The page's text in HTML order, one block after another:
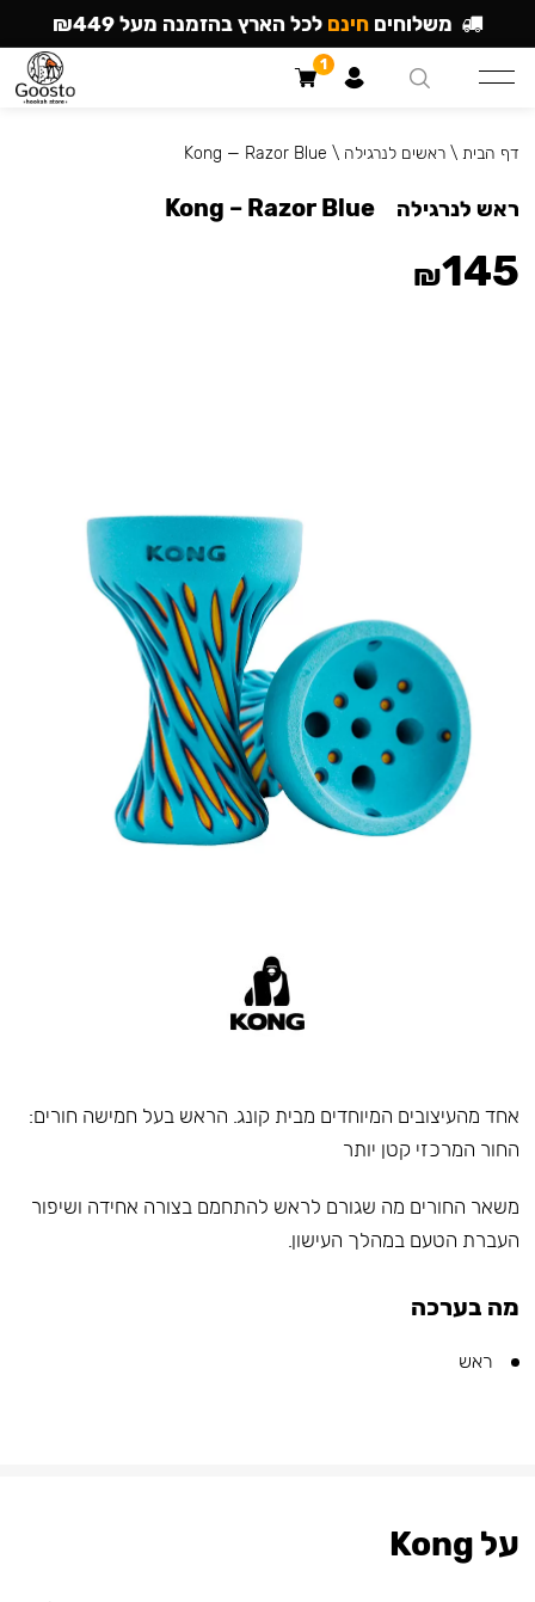
אחד מהעיצובים המיוחדים מבית קונג. הראש בעל חמישה חורים:
החור המרכזי קטן יותר
משאר החורים מה שגורם לראש להתחמם בצורה אחידה ושיפור
העברת הטעם במהלך העישון.
מה בערכה
ראש
דף הבית \ראשים לנרגילה \
Kong — Razor Blue
ראש לנרגילה Kong – Razor Blue
₪145
על Kong
משלוחים חינם לכל הארץ בהזמנה מעל ₪449
1